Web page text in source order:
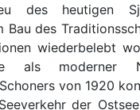
des heutigen
Bau des
wiederbelebt
als moderner
von 1920
der